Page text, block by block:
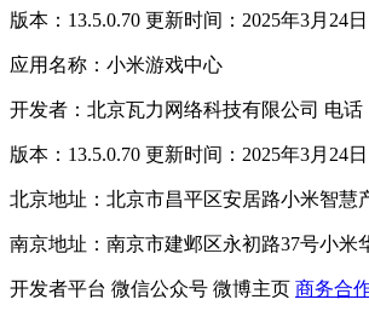
版本：13.5.0.70 更新时间：2025年3月24日
应用名称：小米游戏中心
开发者：北京瓦力网络科技有限公司 电话
版本：13.5.0.70 更新时间：2025年3月24日
北京地址：北京市昌平区安居路小米智慧
南京地址：南京市建邺区永初路37号小米
开发者平台 微信公众号 微博主页 商务合